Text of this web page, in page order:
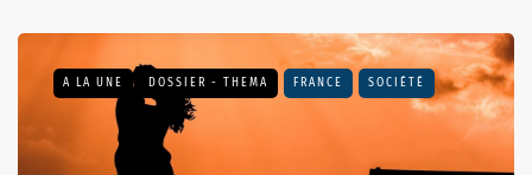
A LA UNE DOSSIER - THEMA FRANCE SOCIÉTÉ